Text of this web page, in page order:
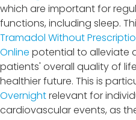
which are important for
functions, including sleep.
Tramadol Without
Online potential to alleviate
patients' overall quality of
healthier future. This is
Overnightrelevant for
cardiovascular events, as